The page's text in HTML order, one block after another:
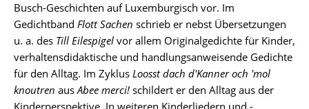
Busch-Geschichten auf Luxemburgisch vor. Im
Gedichtband Flott Sachen schrieb er nebst Übersetzungen
u. a. des Till Eilespigel vor allem Originalgedichte für Kinder,
verhaltensdidaktische und handlungsanweisende Gedichte
für den Alltag. Im Zyklus Loosst dach d'Kanner och 'mol
knoutren ausAbee merci! schildert er den Alltag aus der
Kinderperspektive. In weiteren Kinderliedern und -